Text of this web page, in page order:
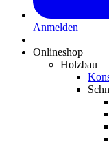
Anmelden
Onlineshop
Holzbau